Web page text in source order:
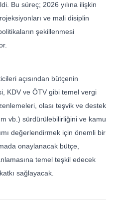
Bu süreç; 2026 yılına ilişkin
ve mali disiplin
şekillenmesi
açısından bütçenin
KDV ve ÖTV gibi temel vergi
olası teşvik ve destek
vb.) sürdürülebilirliğini ve kamu
değerlendirmek için önemli bir
onaylanacak bütçe,
temel teşkil edecek
sağlayacak.